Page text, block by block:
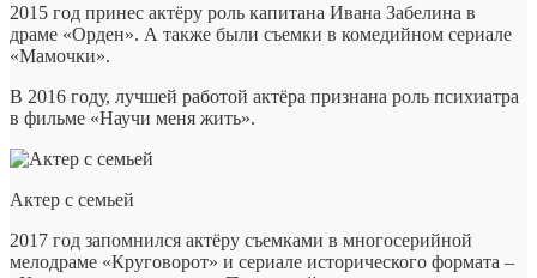
2015 год принес актёру роль капитана Ивана Забелина в
драме «Орден». А также были съемки в комедийном сериале
«Мамочки».
В 2016 году, лучшей работой актёра признана роль психиатра
в фильме «Научи меня жить».
Актер с семьей
2017 год запомнился актёру съемками в многосерийной
мелодраме «Круговорот» и сериале исторического формата –